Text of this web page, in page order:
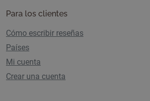
Para los clientes
Cómo escribir reseñas
Países
Mi cuenta
Crear una cuenta